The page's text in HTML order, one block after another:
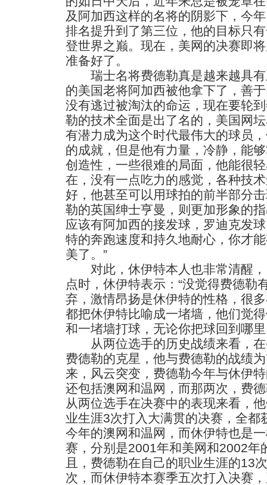
及阿加西这样的名将的阴影下，今
排名提升到了第三位，他的目标只
登世界之巅。现在，美网的决赛即
准备好了。
瑞士名将费德勒真是越来越具有
的美国老将阿加西被他拿下了，善
没有逃过被淘汰的命运，现在要轮
勒的技术全面是出了名的，美国网
有潜力成为这个时代最伟大的球员
的成就，但是他有力量，冷静，能
创造性，一些很难的局面，他能很
在，没有一点吃力的感觉，各种技
好，他甚至可以用球拍的前半部分
勒的英国绅士亨曼，则更加形象的
应该有阿加西的接发球，罗迪克发
特的奔跑速度和持久地耐心，你才
美了。”
对此，休伊特本人也非常清醒，
点时，休伊特表示：“没觉得费德勒
弃，激情昂扬是休伊特的性格，很
都把休伊特比喻成一堵墙，他们觉
和一堵墙打球，无论你把球回到哪
从两位选手的历史战绩来看，在
费德勒的克星，他与费德勒的战绩
来，风云突变，费德勒今年与休伊
还包括澳网和温网，而那两次，费
从两位选手在决赛中的表现来看，
业生涯3次打入大满贯的决赛，全都
今年的澳网和温网，而休伊特也是
赛，分别是2001年和美网和2002年
且，费德勒在自己的职业生涯的13
次，而休伊特本赛季五次打入决赛